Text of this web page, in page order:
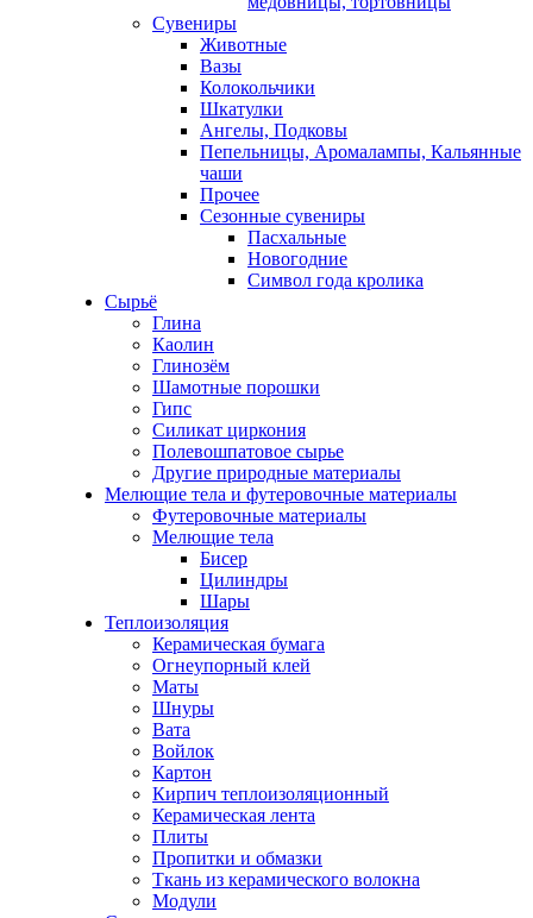
Сувениры
Животные
Вазы
Колокольчики
Шкатулки
Ангелы, Подковы
Пепельницы, Аромалампы, Кальянные
чаши
Прочее
Сезонные сувениры
Пасхальные
Новогодние
Символ года кролика
Сырьё
Глина
Каолин
Глинозём
Шамотные порошки
Гипс
Силикат циркония
Полевошпатовое сырье
Другие природные материалы
Мелющие тела и футеровочные материалы
Футеровочные материалы
Мелющие тела
Бисер
Цилиндры
Шары
Теплоизоляция
Керамическая бумага
Огнеупорный клей
Маты
Шнуры
Вата
Войлок
Картон
Кирпич теплоизоляционный
Керамическая лента
Плиты
Пропитки и обмазки
Ткань из керамического волокна
Модули